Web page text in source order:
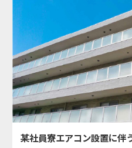
某社員寮エアコン設置に伴